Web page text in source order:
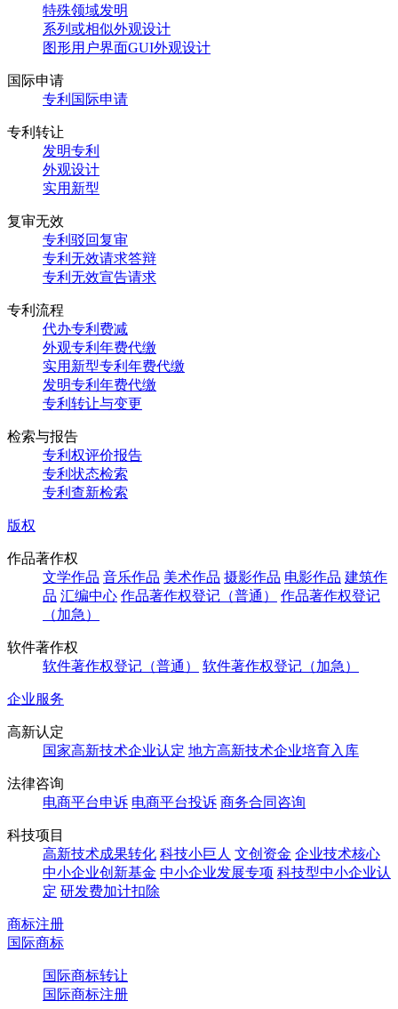
特殊领域发明
系列或相似外观设计
图形用户界面GUI外观设计
国际申请
专利国际申请
专利转让
发明专利
外观设计
实用新型
复审无效
专利驳回复审
专利无效请求答辩
专利无效宣告请求
专利流程
代办专利费减
外观专利年费代缴
实用新型专利年费代缴
发明专利年费代缴
专利转让与变更
检索与报告
专利权评价报告
专利状态检索
专利查新检索
版权
作品著作权
文学作品 音乐作品 美术作品 摄影作品 电影作品 建筑作
品 汇编中心 作品著作权登记（普通）
作品著作权登记
（加急）
软件著作权
软件著作权登记（普通）
软件著作权登记（加急）
企业服务
高新认定
国家高新技术企业认定 地方高新技术企业培育入库
法律咨询
电商平台申诉 电商平台投诉 商务合同咨询
科技项目
高新技术成果转化 科技小巨人 文创资金 企业技术核心
中小企业创新基金 中小企业发展专项 科技型中小企业认
定 研发费加计扣除
商标注册
国际商标
国际商标转让
国际商标注册